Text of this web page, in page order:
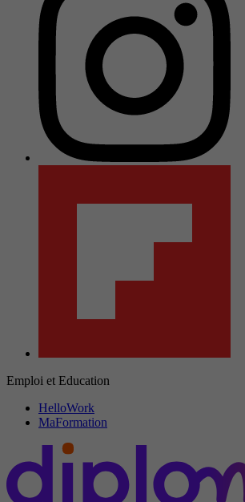
Emploi et Education
HelloWork
MaFormation